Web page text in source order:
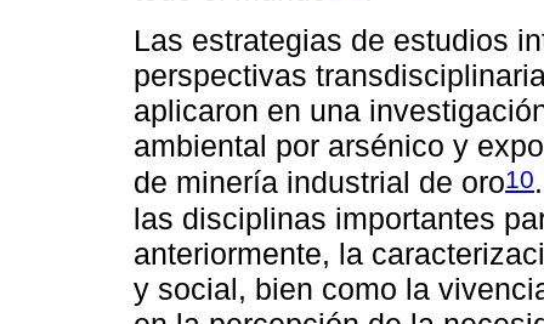
Las estrategias de estudios
perspectivas
aplicaron en una
ambiental por arsénico y
de minería industrial de oro10
las disciplinas importantes
anteriormente, la
y social, bien como la